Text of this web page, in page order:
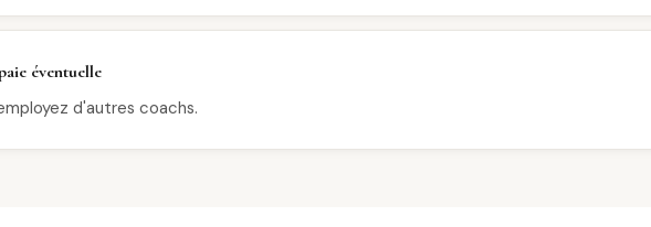
éventuelle
d'autres coachs.